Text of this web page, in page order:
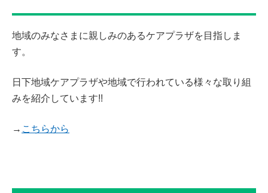
地域のみなさまに親しみのあるケアプラザを目指しま
す。
日下地域ケアプラザや地域で行われている様々な取り組
みを紹介しています!!
→ こちらから